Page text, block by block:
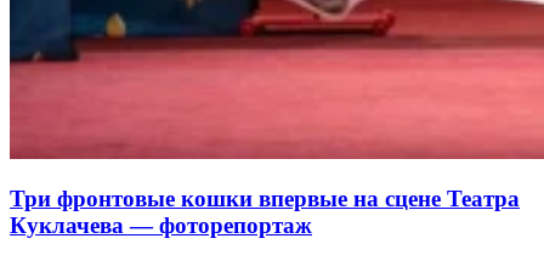
Три фронтовые кошки впервые на сцене Театра
Куклачева — фоторепортаж